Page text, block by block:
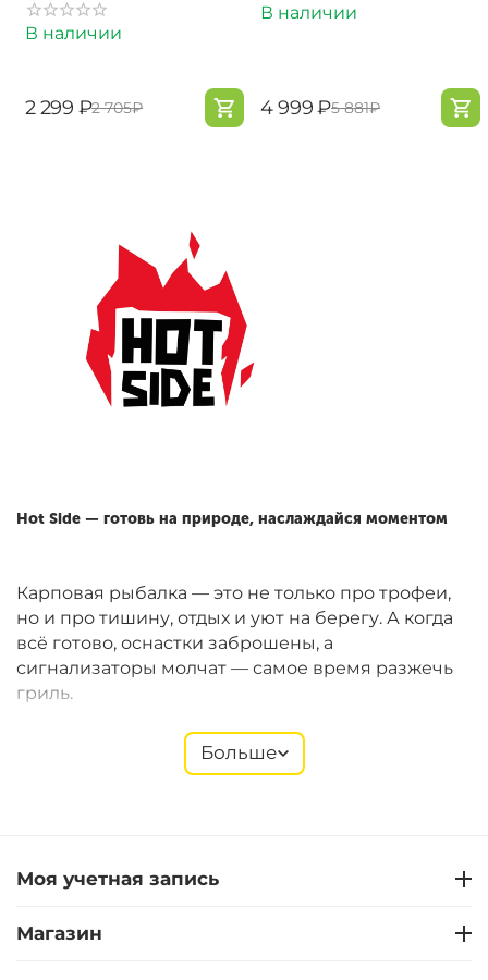
Hot Side — готовь на природе, наслаждайся моментом
Карповая рыбалка — это не только про трофеи,
но и про тишину, отдых и уют на берегу. А когда
всё готово, оснастки заброшены, а
сигнализаторы молчат — самое время разжечь
гриль.
предлагает компактные газовые и
позволяют готовить полноценные блюда прямо
на берегу. В ассортименте — также щипцы,
стартеры и другие полезные мелочи.
Больше
В наличии
‍2 299‍ ₽‍2 705‍₽
В наличии
‍4 999‍₽‍5 881‍₽
Моя учетная запись
Магазин